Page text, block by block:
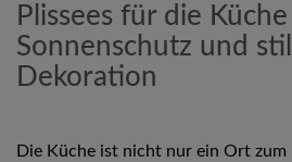
Plissees für die
Sonnenschutz und
Dekoration
Die Küche ist nicht nur ein Ort zum